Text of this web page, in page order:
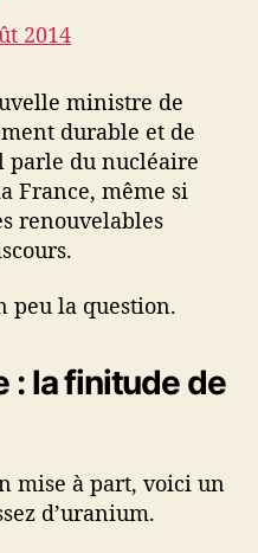
2014
ministre de
durable et de
parle du nucléaire
France, même si
renouvelables
peu la question.
: la finitude de
mise à part, voici un
d’uranium.